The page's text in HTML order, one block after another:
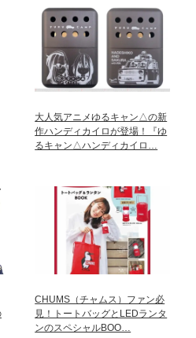
大人気アニメゆるキャン△の新
作ハンディカイロが登場！『ゆ
るキャン△ハンディカイロ…
CHUMS（チャムス）ファン必
見！トートバッグとLEDランタ
ンのスペシャルBOO…